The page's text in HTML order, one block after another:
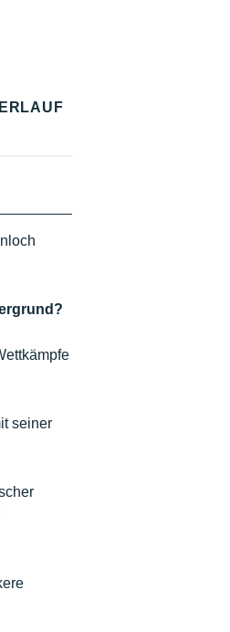
seiner